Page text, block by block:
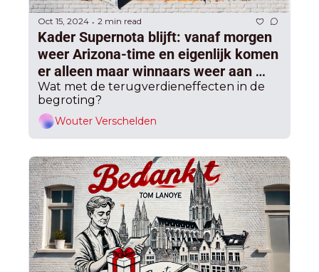
Oct 15, 2024 • 2 min read
Kader Supernota blijft: vanaf morgen
weer Arizona-time en eigenlijk komen
er alleen maar winnaars weer aan
tafel
Wat met de terugverdieneffecten in de
begroting?
Wouter Verschelden